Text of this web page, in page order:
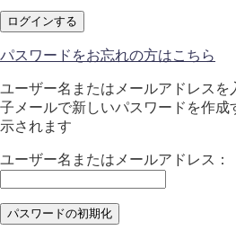
パスワードをお忘れの方はこちら
ユーザー名またはメールアドレスを
子メールで新しいパスワードを作成
示されます
ユーザー名またはメールアドレス：